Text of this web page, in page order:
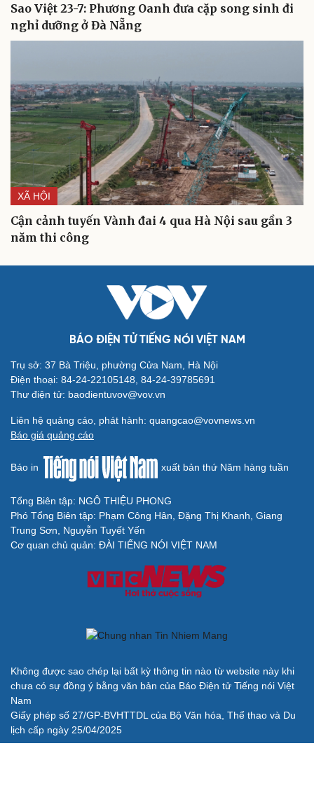
Săn Tour
check-in
Đọc truyện đêm khuya
Cải chính
Sao Việt 23-7: Phương Oanh đưa cặp song sinh đi
nghỉ dưỡng ở Đà Nẵng
XÃ HỘI
Cận cảnh tuyến Vành đai 4 qua Hà Nội sau gần 3
năm thi công
BÁO ĐIỆN TỬ TIẾNG NÓI VIỆT NAM
Trụ sở: 37 Bà Triệu, phường Cửa Nam, Hà Nội
Điện thoại: 84-24-22105148, 84-24-39785691
Thư điện tử: baodientuvov@vov.vn
Liên hệ quảng cáo, phát hành: quangcao@vovnews.vn
Báo giá quảng cáo
Báo in xuất bản thứ Năm hàng tuần
Tổng Biên tập: NGÔ THIỆU PHONG
Phó Tổng Biên tập: Phạm Công Hân, Đặng Thị Khanh, Giang
Trung Sơn, Nguyễn Tuyết Yến
Cơ quan chủ quản: ĐÀI TIẾNG NÓI VIỆT NAM
Không được sao chép lại bất kỳ thông tin nào từ website này khi
chưa có sự đồng ý bằng văn bản của Báo Điện tử Tiếng nói Việt
Nam
Giấy phép số 27/GP-BVHTTDL của Bộ Văn hóa, Thể thao và Du
lịch cấp ngày 25/04/2025